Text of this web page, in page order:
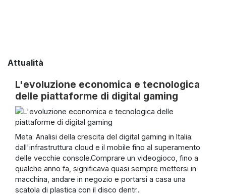
Attualità
L'evoluzione economica e tecnologica
delle piattaforme di digital gaming
Meta: Analisi della crescita del digital gaming in Italia:
dall'infrastruttura cloud e il mobile fino al superamento
delle vecchie console.Comprare un videogioco, fino a
qualche anno fa, significava quasi sempre mettersi in
macchina, andare in negozio e portarsi a casa una
scatola di plastica con il disco dentr...